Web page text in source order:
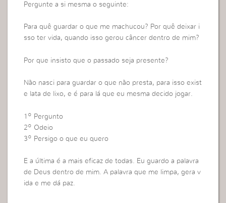
Pergunte a si mesma o seguinte:
Para quê guardar o que me machucou? Por quê deixar i
sso ter vida, quando isso gerou câncer dentro de mim?
Por que insisto que o passado seja presente?
Não nasci para guardar o que não presta, para isso exist
e lata de lixo, e é para lá que eu mesma decido jogar.
1º Pergunto
2º Odeio
3º Persigo o que eu quero
E a última é a mais eficaz de todas. Eu guardo a palavra
de Deus dentro de mim. A palavra que me limpa, gera v
ida e me dá paz.